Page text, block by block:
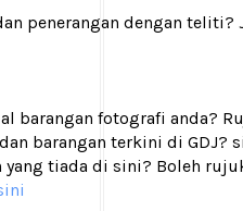
penerangan dengan
barangan fotografi anda?
barangan terkini di GDJ?
yang tiada di sini? Boleh